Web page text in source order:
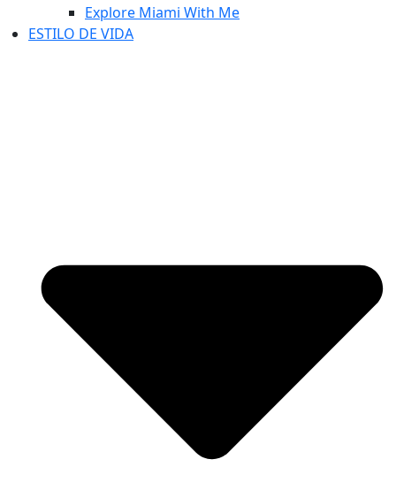
Explore Miami With Me
ESTILO DE VIDA